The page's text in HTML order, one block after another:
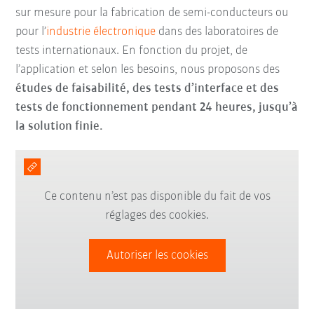
sur mesure pour la fabrication de semi-conducteurs ou
pour l’industrie électronique dans des laboratoires de
tests internationaux. En fonction du projet, de
l’application et selon les besoins, nous proposons des
études de faisabilité, des tests d’interface et des
tests de fonctionnement pendant 24 heures, jusqu’à
la solution finie.
Ce contenu n’est pas disponible du fait de vos
réglages des cookies.
Autoriser les cookies